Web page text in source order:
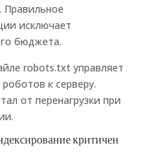
Правильное
исключает
бюджета.
robots.txt управляет
к серверу.
от перенагрузки при
критичен